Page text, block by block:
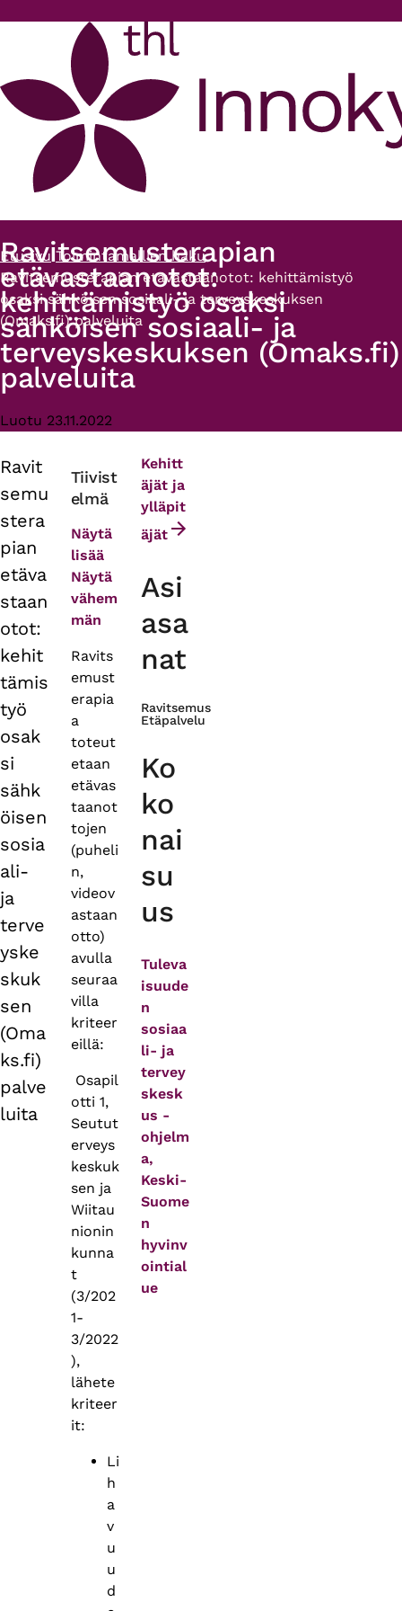
Murupolku
Etusivu Toimintamallien haku
Ravitsemusterapian etävastaanotot: kehittämistyö
osaksi sähköisen sosiaali- ja terveyskeskuksen
(Omaks.fi) palveluita
Ravitsemusterapian
etävastaanotot:
kehittämistyö osaksi
sähköisen sosiaali- ja
terveyskeskuksen (Omaks.fi)
palveluita
Luotu 23.11.2022
Primary
tabs
Ravit
semu
stera
pian
etäva
staan
otot:
kehit
tämis
työ
osak
si
sähk
öisen
sosia
ali-
ja
terve
yske
skuk
sen
(Oma
ks.fi)
palve
luita
Tiivist
elmä
Näytä
lisää
Näytä
vähem
män
Ravits
emust
erapia
a
toteut
etaan
etävas
taanot
tojen
(puheli
n,
videov
astaan
otto)
avulla
seuraa
villa
kriteer
eillä:
Osapil
otti 1,
Seutut
erveys
keskuk
sen ja
Wiitau
nionin
kunna
t
(3/202
1-
3/2022
),
lähete
kriteer
it:
Li
h
a
v
u
u
d
Kehitt
äjät ja
ylläpit
äjät
Asi
asa
nat
Ravitsemus
Etäpalvelu
Ko
ko
nai
su
us
Tuleva
isuude
n
sosiaa
li- ja
tervey
skesk
us -
ohjelm
a,
Keski-
Suome
n
hyvinv
ointial
ue